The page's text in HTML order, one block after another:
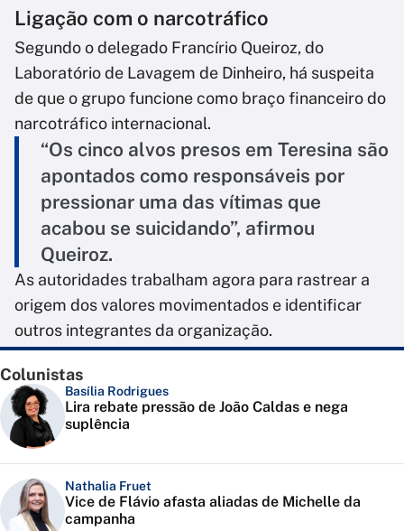
Ligação com o narcotráfico
Segundo o delegado Francírio Queiroz, do
Laboratório de Lavagem de Dinheiro, há suspeita
de que o grupo funcione como braço financeiro do
narcotráfico internacional.
“Os cinco alvos presos em Teresina são
apontados como responsáveis por
pressionar uma das vítimas que
acabou se suicidando”, afirmou
Queiroz.
As autoridades trabalham agora para rastrear a
origem dos valores movimentados e identificar
outros integrantes da organização.
Colunistas
Basília Rodrigues
Lira rebate pressão de João Caldas e nega
suplência
Nathalia Fruet
Vice de Flávio afasta aliadas de Michelle da
campanha